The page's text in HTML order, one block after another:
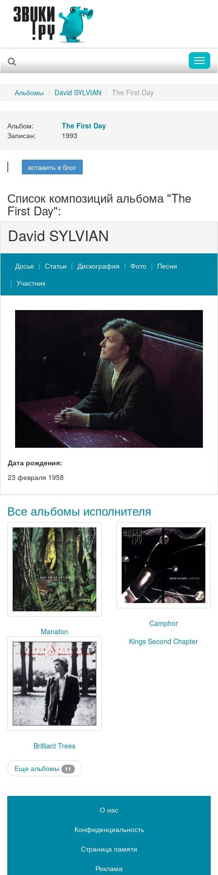
Альбомы David SYLVIAN The First Day
Альбом:
The First Day
Записан:
1993
вставить в блог
Список композиций альбома "The
First Day":
David SYLVIAN
Досье Статьи Дискография Фото
Песни
Участник
Дата рождения:
23 февраля 1958
Все альбомы исполнителя
Manafon
Camphor
Brilliant Trees
Kings Second Chapter
Еще альбомы 11
О нас
Конфиденциальность
Страница памяти
Реклама